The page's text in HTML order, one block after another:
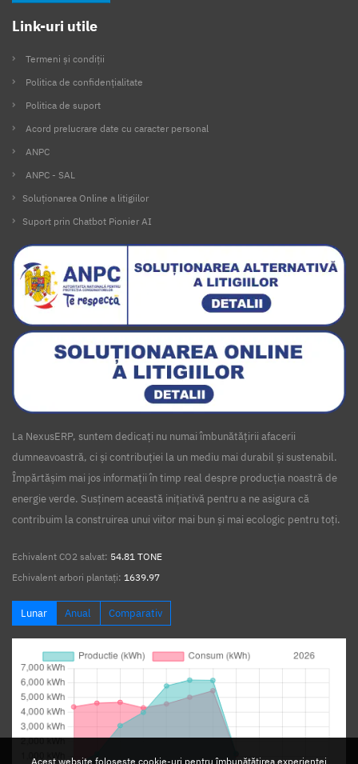
Acest website folosește cookie-uri pentru îmbunătățirea experienței
Link-uri utile
Termeni și condiții
Politica de confidențialitate
Politica de suport
Acord prelucrare date cu caracter personal
ANPC
ANPC - SAL
Soluționarea Online a litigiilor
Suport prin Chatbot Pionier AI
La NexusERP, suntem dedicați nu numai îmbunătățirii afacerii
dumneavoastră, ci și contribuției la un mediu mai durabil și sustenabil.
Împărtășim mai jos informații în timp real despre producția noastră de
energie verde. Susținem această inițiativă pentru a ne asigura că
contribuim la construirea unui viitor mai bun și mai ecologic pentru toți.
Echivalent CO2 salvat: 54.81 TONE
Echivalent arbori plantați: 1639.97
Lunar Anual Comparativ